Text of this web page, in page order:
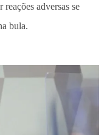
adversas se
bula.